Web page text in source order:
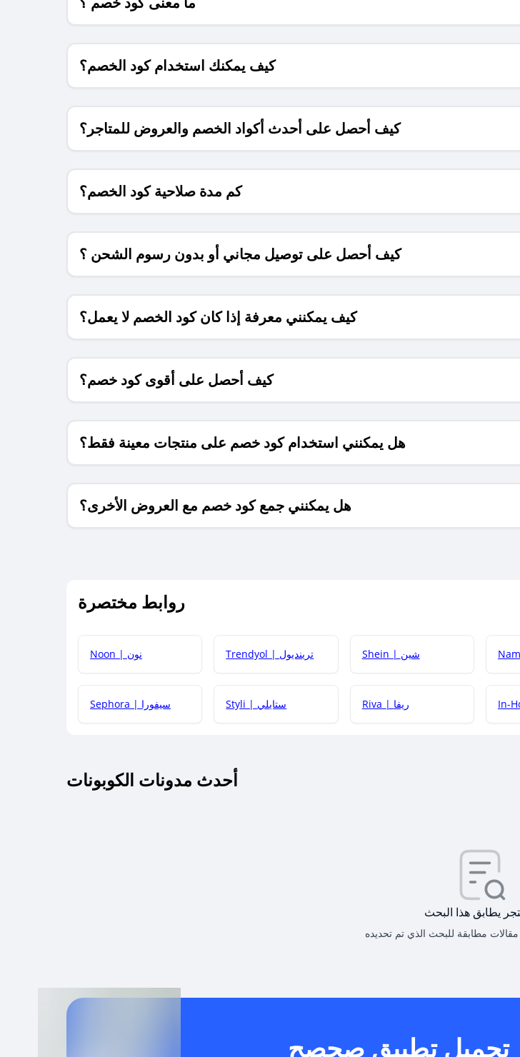
كيف يمكنك استخدام كود الخصم؟
كيف أحصل على أحدث أكواد الخصم والعروض للمتاجر؟
كم مدة صلاحية كود الخصم؟
كيف أحصل على توصيل مجاني أو بدون رسوم الشحن ؟
كيف يمكنني معرفة إذا كان كود الخصم لا يعمل؟
كيف أحصل على أقوى كود خصم؟
هل يمكنني استخدام كود خصم على منتجات معينة فقط؟
هل يمكنني جمع كود خصم مع العروض الأخرى؟
روابط مختصرة
Noon | نون Trendyol | ترينديول Shein | شين
Sephora | سيفورا Styli | ستايلي Riva | ريفا
أحدث مدونات الكوبونات
يطابق هذا البحث
تحميل تطبيق صحصح